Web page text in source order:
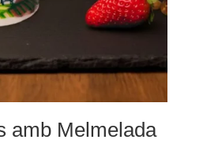
amb Melmelada